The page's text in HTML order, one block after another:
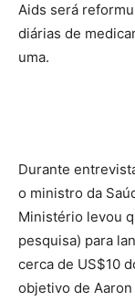
Aids será
diárias de
uma.
Durante
o ministro da
Ministério levou
pesquisa) para
cerca de US$10
objetivo de Aaron